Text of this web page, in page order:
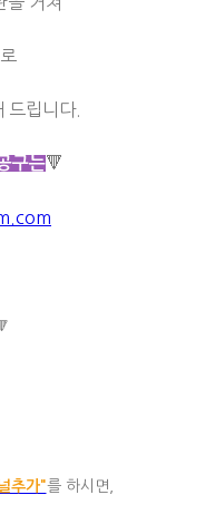
립니다.
구는🔻
추가"를 하시면,